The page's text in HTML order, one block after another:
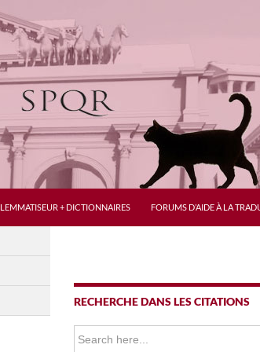
LEMMATISEUR + DICTIONNAIRES FORUMS D’AIDE À LA
RECHERCHE DANS LES CITATIONS
Search
for: